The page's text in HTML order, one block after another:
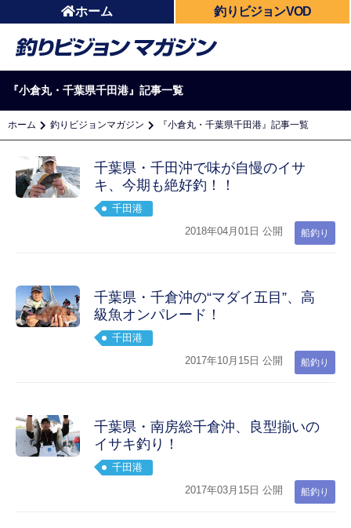
ホーム 釣りビジョンVOD
『小倉丸・千葉県千田港』記事一覧
ホーム 釣りビジョンマガジン 『小倉丸・千葉県千田港』記事一覧
千葉県・千田沖で味が自慢のイサ
キ、今期も絶好釣！！
千田港
船釣り
2018年04月01日 公開
千葉県・千倉沖の“マダイ五目”、高
級魚オンパレード！
千田港
船釣り
2017年10月15日 公開
千葉県・南房総千倉沖、良型揃いの
イサキ釣り！
千田港
船釣り
2017年03月15日 公開